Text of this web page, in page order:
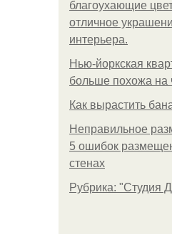
благоухающие
отличное
интерьера.
Нью-йоркская
больше похожа на
Как вырастить
Неправильное
5 ошибок
стенах
Рубрика: "Студия